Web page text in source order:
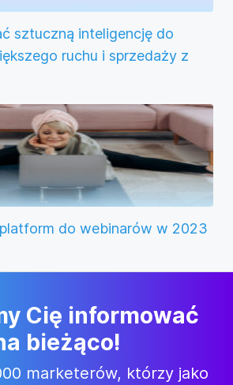
sztuczną inteligencję do
ruchu i sprzedaży z
do webinarów w 2023
Cię informować
bieżąco!
marketerów, którzy jako